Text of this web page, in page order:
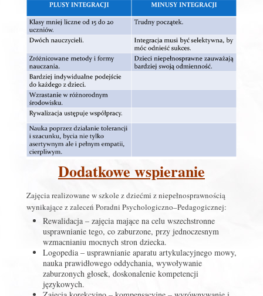
Dodatkowe wspieranie
Zajęcia realizowane w szkole z dziećmi z niepełnosprawnością
wynikające z zaleceń Poradni Psychologiczno–Pedagogicznej:
Rewalidacja – zajęcia mające na celu wszechstronne
usprawnianie tego, co zaburzone, przy jednoczesnym
wzmacnianiu mocnych stron dziecka.
Logopedia – usprawnianie aparatu artykulacyjnego mowy,
nauka prawidłowego oddychania, wywoływanie
zaburzonych głosek, doskonalenie kompetencji
językowych.